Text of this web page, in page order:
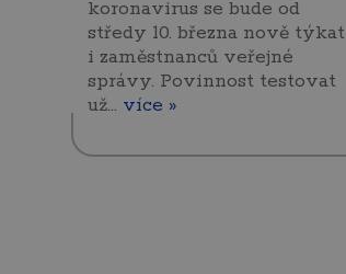
koronavirus se bude od
středy 10. března nově týkat
i zaměstnanců veřejné
správy. Povinnost testovat
už… více »